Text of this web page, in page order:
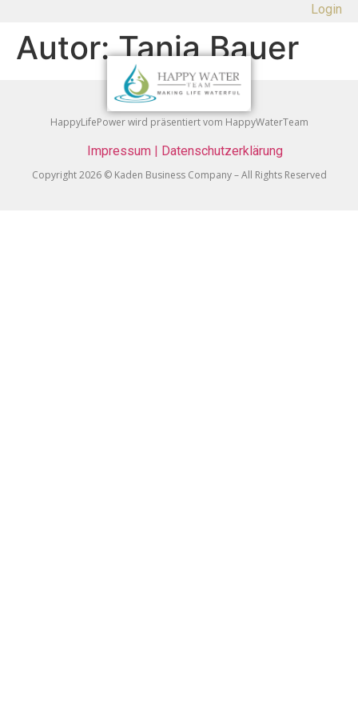
Login
Autor:Tanja Bauer
HappyLifePower wird präsentiert vom HappyWaterTeam
Impressum | Datenschutzerklärung
Copyright 2026 © Kaden Business Company – All Rights Reserved